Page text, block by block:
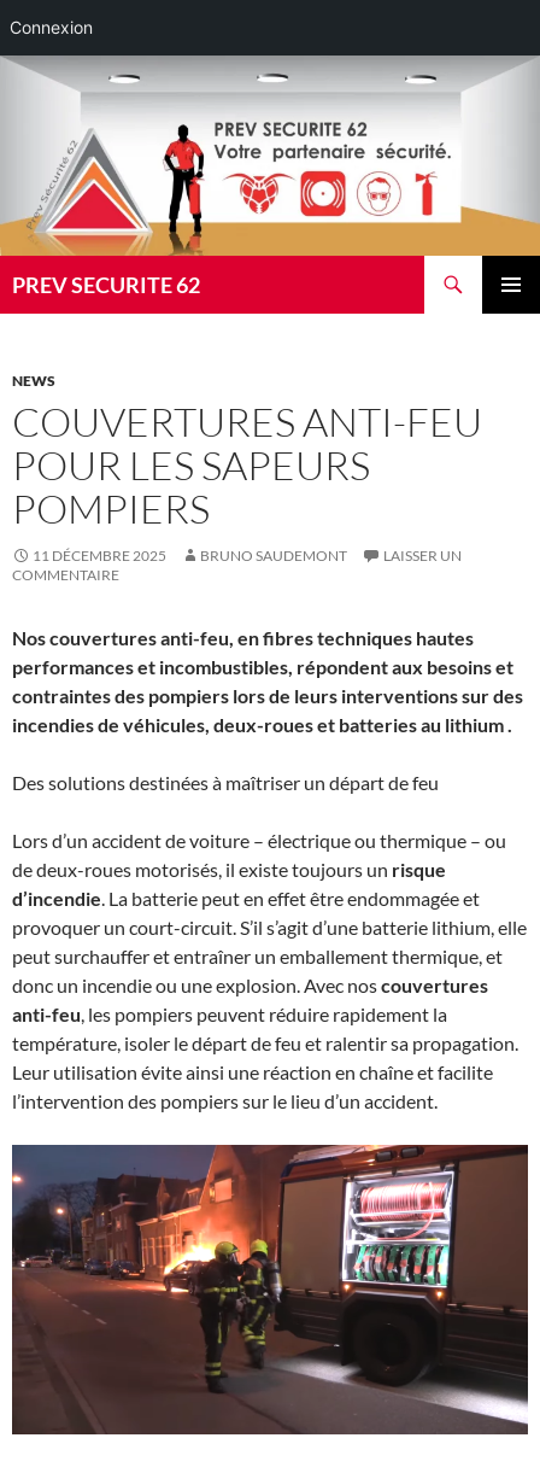
Connexion
Aller
PREV SECURITE 62
NEWS
COUVERTURES ANTI-FEU
POUR LES SAPEURS
POMPIERS
11 DÉCEMBRE 2025 BRUNO SAUDEMONT
LAISSER UN
COMMENTAIRE
Nos couvertures anti-feu, en fibres techniques hautes
performances et incombustibles, répondent aux besoins et
contraintes des pompiers lors de leurs interventions sur des
incendies de véhicules, deux-roues et batteries au lithium .
Des solutions destinées à maîtriser un départ de feu
Lors d’un accident de voiture – électrique ou thermique – ou
de deux-roues motorisés, il existe toujours un risque
d’incendie . La batterie peut en effet être endommagée et
provoquer un court-circuit. S’il s’agit d’une batterie lithium, elle
peut surchauffer et entraîner un emballement thermique, et
donc un incendie ou une explosion. Avec noscouvertures
anti-feu , les pompiers peuvent réduire rapidement la
température, isoler le départ de feu et ralentir sa propagation.
Leur utilisation évite ainsi une réaction en chaîne et facilite
l’intervention des pompiers sur le lieu d’un accident.